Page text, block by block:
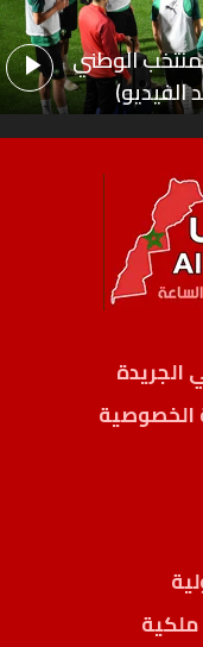
الوطني
الفيديو)
الجريدة